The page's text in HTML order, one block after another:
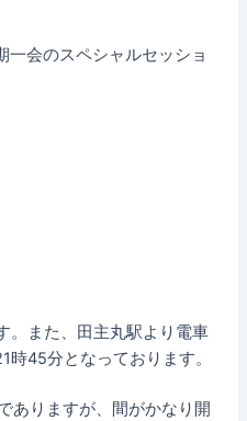
一会のスペシャルセッショ
。また、田主丸駅より電車
45分となっております。
ありますが、間がかなり開